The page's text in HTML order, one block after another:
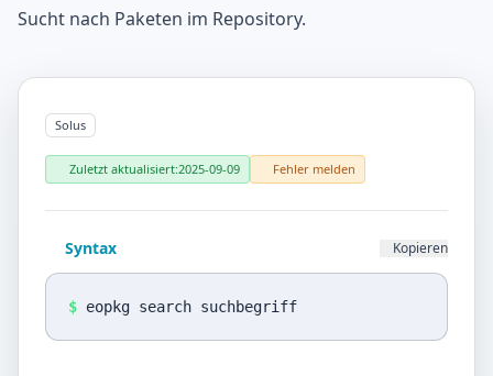
Roadmap
Kontakt
Impressum
Datenschutz
DE EN
Sucht nach Paketen im Repository.
Solus
Zuletzt aktualisiert:2025-09-09 Fehler melden
Syntax Kopieren
$ eopkg search suchbegriff